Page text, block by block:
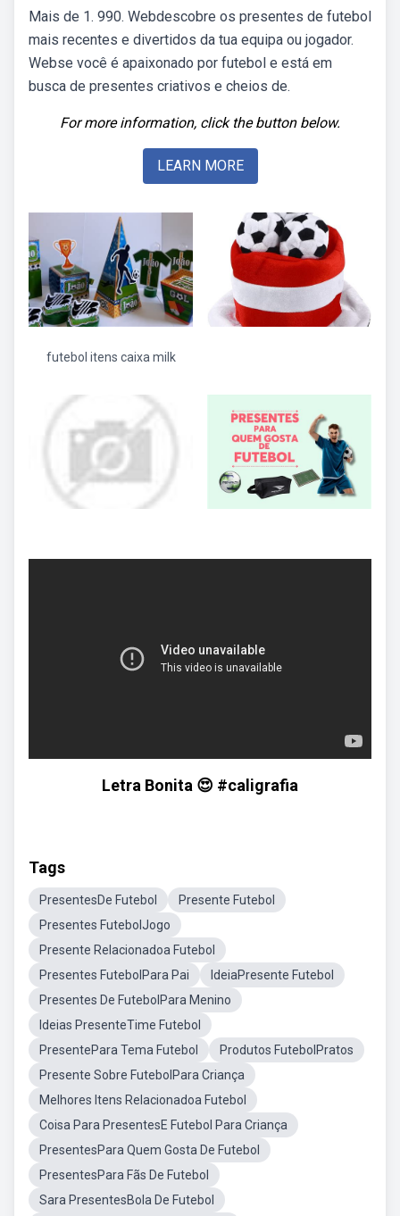
Mais de 1. 990. Webdescobre os presentes de futebol
mais recentes e divertidos da tua equipa ou jogador.
Webse você é apaixonado por futebol e está em
busca de presentes criativos e cheios de.
For more information, click the button below.
LEARN MORE
futebol itens caixa milk
Letra Bonita 😍 #caligrafia
Tags
PresentesDe Futebol
Presente Futebol
Presentes FutebolJogo
Presente Relacionadoa Futebol
Presentes FutebolPara Pai
IdeiaPresente Futebol
Presentes De FutebolPara Menino
Ideias PresenteTime Futebol
PresentePara Tema Futebol
Produtos FutebolPratos
Presente Sobre FutebolPara Criança
Melhores Itens Relacionadoa Futebol
Coisa Para PresentesE Futebol Para Criança
PresentesPara Quem Gosta De Futebol
PresentesPara Fãs De Futebol
Sara PresentesBola De Futebol